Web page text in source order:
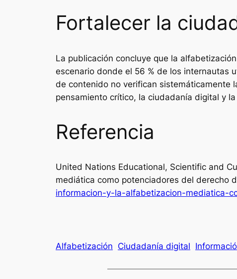
Fortalecer la
La publicación concluye que la
escenario donde el 56 % de los internautas
de contenido no verifican sistemáticamente
pensamiento crítico, la ciudadanía digital y
Referencia
United Nations Educational, Scientific and
mediática como potenciadores del derecho
informacion-y-la-alfabetizacion-mediatica-
Alfabetización Ciudadanía digital